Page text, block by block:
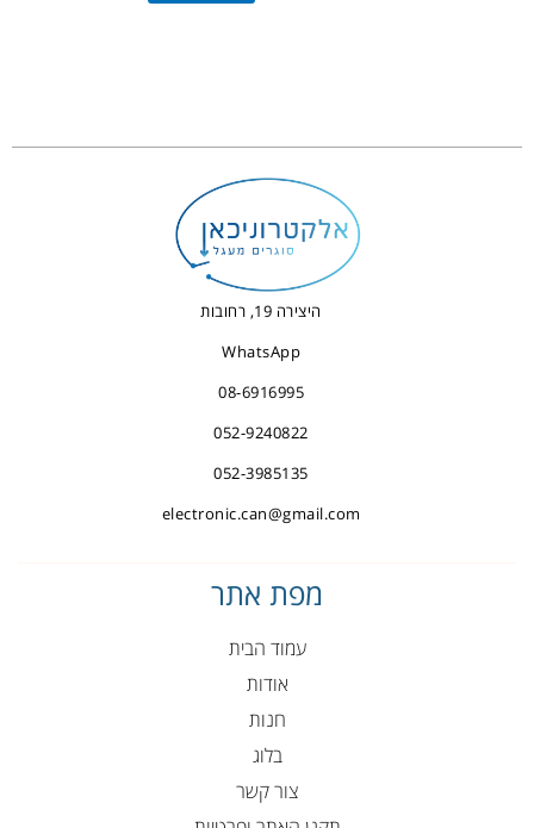
היצירה 19, רחובות
WhatsApp
08-6916995
052-9240822
052-3985135
electronic.can@gmail.com
מפת אתר
עמוד הבית
אודות
חנות
בלוג
צור קשר